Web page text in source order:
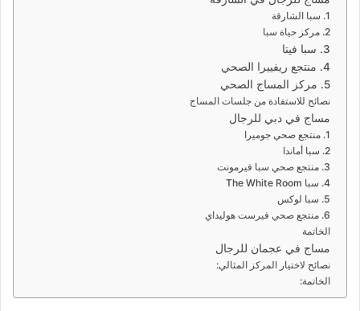
1. سبا الشارقة
2. مركز حياة سبا
3. سبا فيتا
4. منتجع ريفييرا الصحي
5. مركز المساج الصحي
نصائح للاستفادة من جلسات المساج
مساج في دبي للرجال
1. منتجع صحي جوميرا
2. سبا أماندا
3. منتجع صحي سبا فيرمونت
4. سبا The White Room
5. سبا لوكس
6. منتجع صحي فيرست هوليداي
الخاتمة
مساج في عجمان للرجال
نصائح لاختيار المركز المثالي:
الخاتمة: